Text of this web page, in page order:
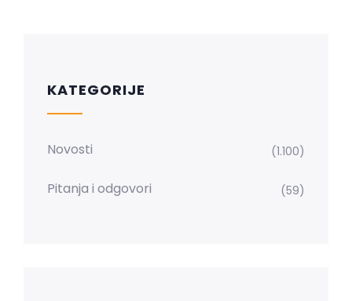
KATEGORIJE
Novosti (1.100)
Pitanja i odgovori (59)